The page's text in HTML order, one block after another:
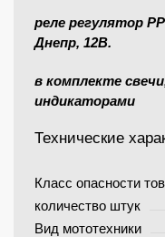
реле регулятор
Днепр, 12В.
в комплекте
индикаторами
Технические
Класс опасности
количество штук
Вид мототехники